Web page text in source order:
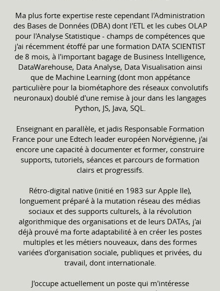
Ma plus forte expertise reste cependant l'Administration
des Bases de Données (DBA) dont l'ETL et les cubes OLAP
pour l'Analyse Statistique - champs de compétences que
j'ai récemment étoffé par une formation DATA SCIENTIST
de 8 mois, à l'important bagage de Business Intelligence,
DataWarehouse, Data Analyse, Data Visualisation ainsi
que de Machine Learning (dont mon appétance
particulière pour la biométaphore des réseaux convolutifs
neuronaux) doublé d'une remise à jour dans les langages
Python, JS, Java, SQL.
Enseignant en parallèle, et jadis Responsable Formation
France pour une Edtech leader européen Norvégienne, j'ai
encore une capacité à documenter et former, construire
supports, tutoriels, séances et parcours de formation
clairs et progressifs.
Rétro-digital native (initié en 1983 sur Apple IIe),
longuement préparé à la mutation réseau des médias
sociaux et des supports culturels, à la révolution
algorithmique des organisations et de leurs DATAs, j'ai
déjà prouvé ma forte adaptabilité à en créer les postes
multiples et les métiers nouveaux, dans des formes
variées d'organisation sociale, publiques et privées, du
travail, dont internationale.
J'occupe actuellement un poste qui m'intéresse